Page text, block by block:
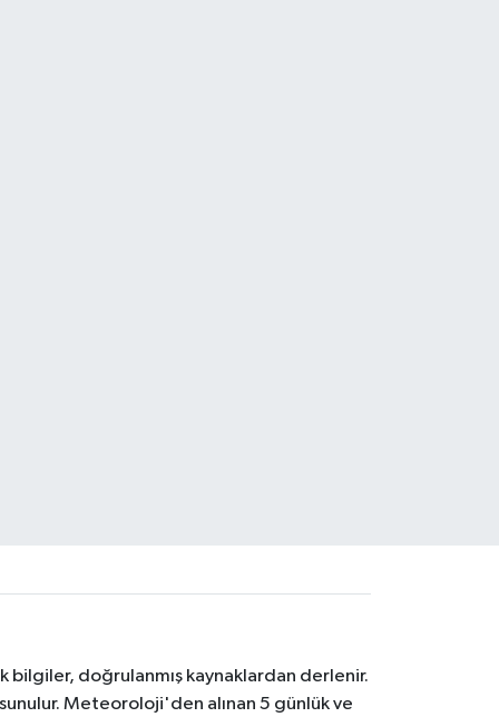
bilgiler, doğrulanmış kaynaklardan derlenir.
Meteoroloji'den alınan 5 günlük ve